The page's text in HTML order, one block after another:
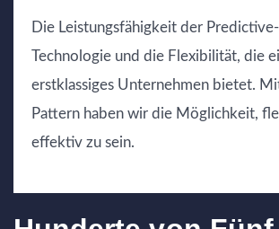
Die Leistungsfähigkeit der
Technologie und die Flexibilität, die
erstklassiges Unternehmen bietet.
Pattern haben wir die Möglichkeit,
effektiv zu sein.